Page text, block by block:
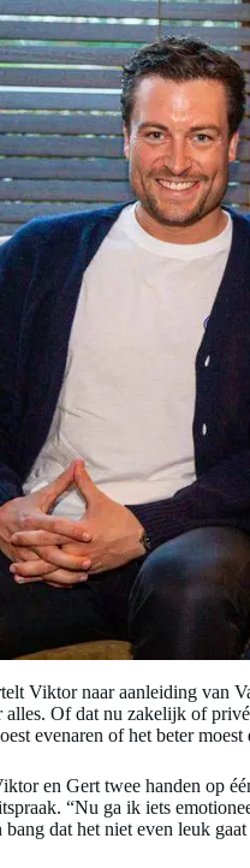
Viktor naar aanleiding van
Of dat nu zakelijk of
evenaren of het beter
en Gert twee handen op
“Nu ga ik iets
dat het niet even leuk